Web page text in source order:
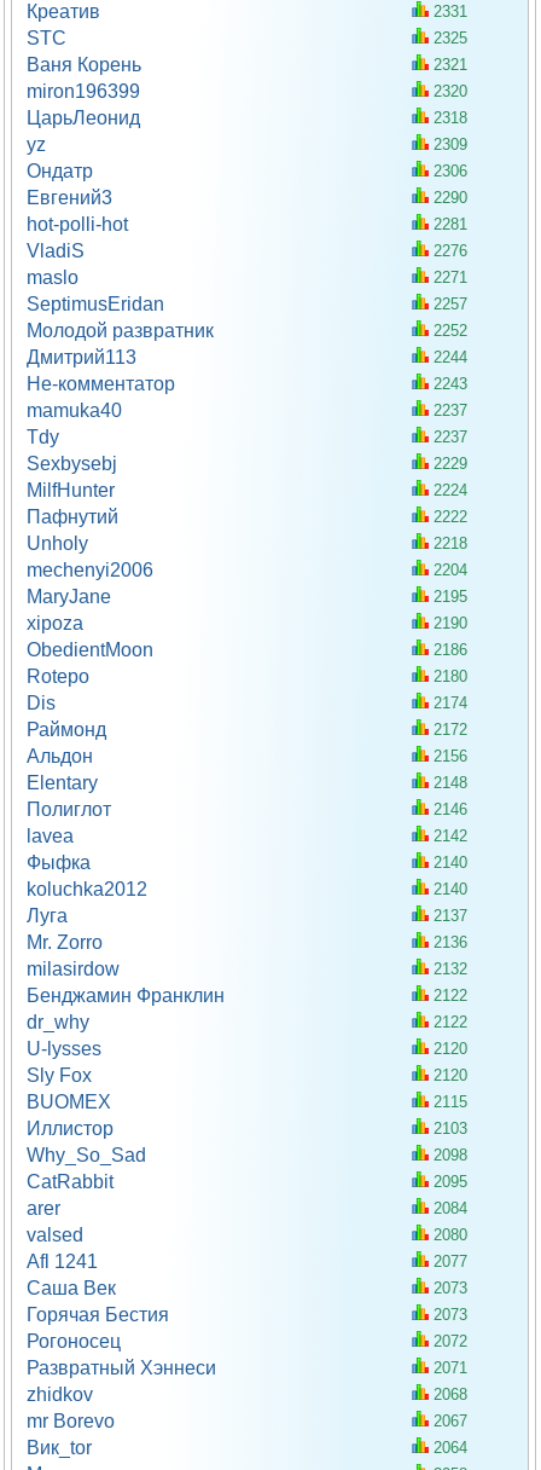
Креатив 2331
STC 2325
Ваня Корень 2321
miron196399 2320
ЦарьЛеонид 2318
yz 2309
Ондатр 2306
Евгений3 2290
hot-polli-hot 2281
VladiS 2276
maslo 2271
SeptimusEridan 2257
Молодой развратник 2252
Дмитрий113 2244
Не-комментатор 2243
mamuka40 2237
Tdy 2237
Sexbysebj 2229
MilfHunter 2224
Пафнутий 2222
Unholy 2218
mechenyi2006 2204
MaryJane 2195
xipoza 2190
ObedientMoon 2186
Rotepo 2180
Dis 2174
Раймонд 2172
Альдон 2156
Elentary 2148
Полиглот 2146
lavea 2142
Фыфка 2140
koluchka2012 2140
Луга 2137
Mr. Zorro 2136
milasirdow 2132
Бенджамин Франклин 2122
dr_why 2122
U-lysses 2120
Sly Fox 2120
BUOMEX 2115
Иллистор 2103
Why_So_Sad 2098
CatRabbit 2095
arer 2084
valsed 2080
Afl 1241 2077
Саша Век 2073
Горячая Бестия 2073
Рогоносец 2072
Развратный Хэннеси 2071
zhidkov 2068
mr Borevo 2067
Вик_tor 2064